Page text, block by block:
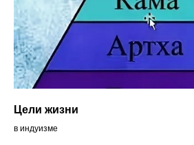
Цели жизни
в индуизме